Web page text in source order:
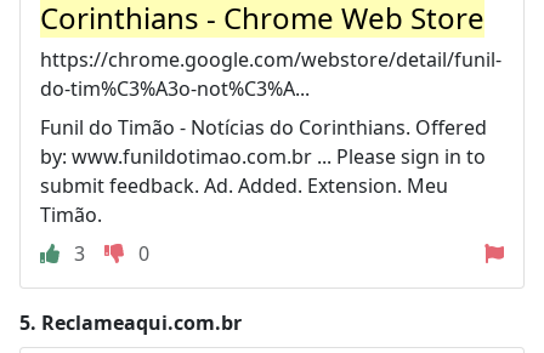
Corinthians - Chrome Web Store
https://chrome.google.com/webstore/detail/funil-
do-tim%C3%A3o-not%C3%A...
Funil do Timão - Notícias do Corinthians. Offered
by: www.funildotimao.com.br ... Please sign in to
submit feedback. Ad. Added. Extension. Meu
Timão.
3
0
5. Reclameaqui.com.br